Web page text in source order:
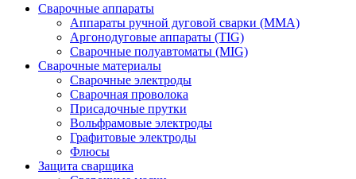
Сварочные аппараты
Аппараты ручной дуговой сварки (MMA)
Аргонодуговые аппараты (TIG)
Сварочные полуавтоматы (MIG)
Сварочные материалы
Сварочные электроды
Сварочная проволока
Присадочные прутки
Вольфрамовые электроды
Графитовые электроды
Флюсы
Защита сварщика